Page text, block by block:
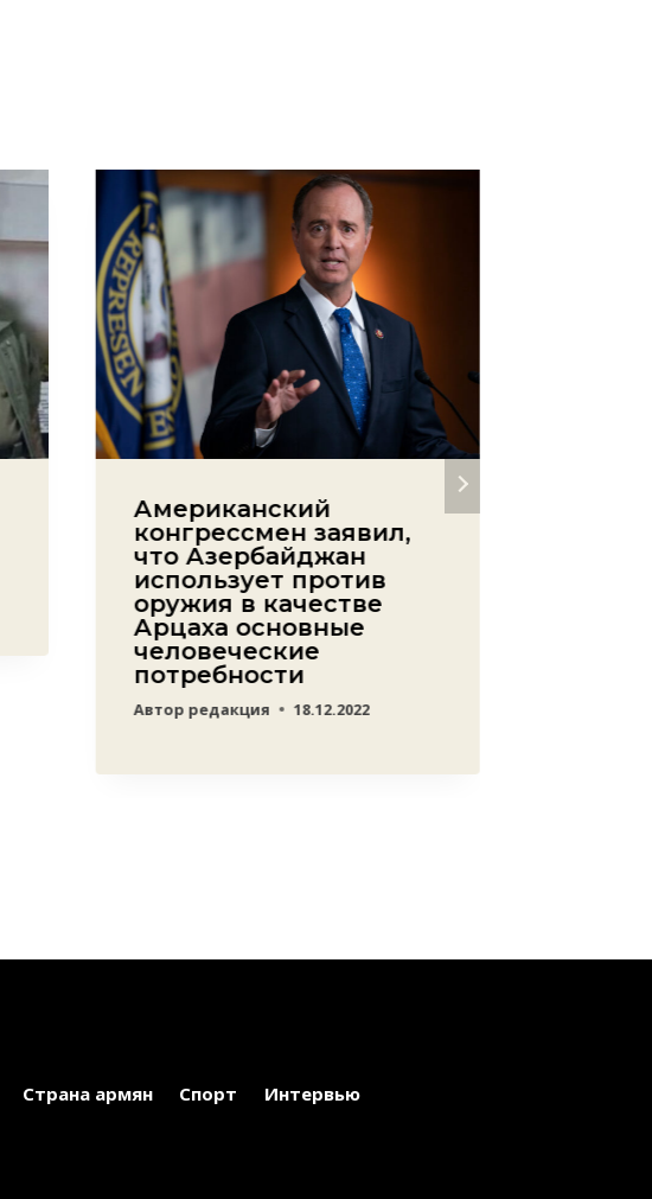
Американский
конгрессмен заявил,
что Азербайджан
использует против
оружия в качестве
Арцаха основные
человеческие
потребности
Автор редакция 18.12.2022
Страна армян Спорт Интервью